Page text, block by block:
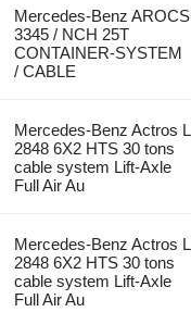
Mercedes-Benz AROCS
3345 / NCH 25T
CONTAINER-SYSTEM
/ CABLE
Mercedes-Benz Actros L
2848 6X2 HTS 30 tons
cable system Lift-Axle
Full Air Au
Mercedes-Benz Actros L
2848 6X2 HTS 30 tons
cable system Lift-Axle
Full Air Au